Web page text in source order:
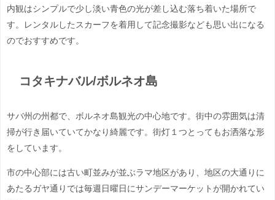
内観はシンプルで少し淡い青色の光が差し込む落ち着いた場所で
す。レンタルしたスカーフを着用して記念撮影なども思い出になる
のでおすすめです。
コタキナバル/ボルネオ島
サバ州の州都で、ボルネオ島観光の中心地です。街中の雰囲気は清
掃が行き届いていてかなり綺麗です。街灯１つとってもお洒落な形
をしています。
市の中心部には古い町並みが並ぶラマ地区があり、地区の大通りに
あたるガヤ通りでは毎週日曜日にサンデーマーケットが開かれてい